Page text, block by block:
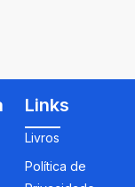
Amazônia,
Links
Livros
Política de